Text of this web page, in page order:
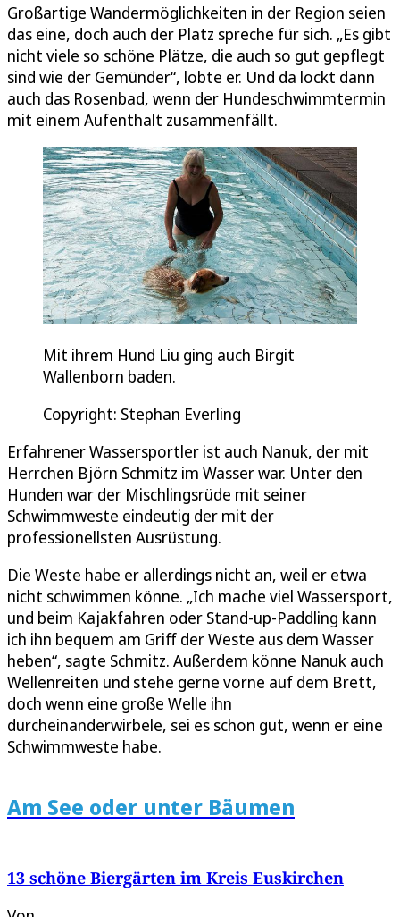
Großartige Wandermöglichkeiten in der Region seien
das eine, doch auch der Platz spreche für sich. „Es gibt
nicht viele so schöne Plätze, die auch so gut gepflegt
sind wie der Gemünder“, lobte er. Und da lockt dann
auch das Rosenbad, wenn der Hundeschwimmtermin
mit einem Aufenthalt zusammenfällt.
Mit ihrem Hund Liu ging auch Birgit
Wallenborn baden.
Copyright: Stephan Everling
Erfahrener Wassersportler ist auch Nanuk, der mit
Herrchen Björn Schmitz im Wasser war. Unter den
Hunden war der Mischlingsrüde mit seiner
Schwimmweste eindeutig der mit der
professionellsten Ausrüstung.
Die Weste habe er allerdings nicht an, weil er etwa
nicht schwimmen könne. „Ich mache viel Wassersport,
und beim Kajakfahren oder Stand-up-Paddling kann
ich ihn bequem am Griff der Weste aus dem Wasser
heben“, sagte Schmitz. Außerdem könne Nanuk auch
Wellenreiten und stehe gerne vorne auf dem Brett,
doch wenn eine große Welle ihn
durcheinanderwirbele, sei es schon gut, wenn er eine
Schwimmweste habe.
Am See oder unter Bäumen
13 schöne Biergärten im Kreis Euskirchen